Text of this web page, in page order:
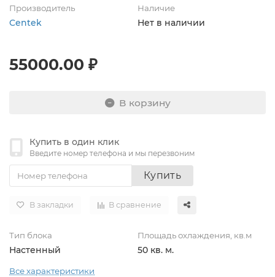
Производитель
Centek
Наличие
Нет в наличии
55000.00 ₽
В корзину
Купить в один клик
Введите номер телефона и мы перезвоним
Купить
В закладки В сравнение
Тип блока
Настенный
Площадь охлаждения, кв.м
50 кв. м.
Все характеристики